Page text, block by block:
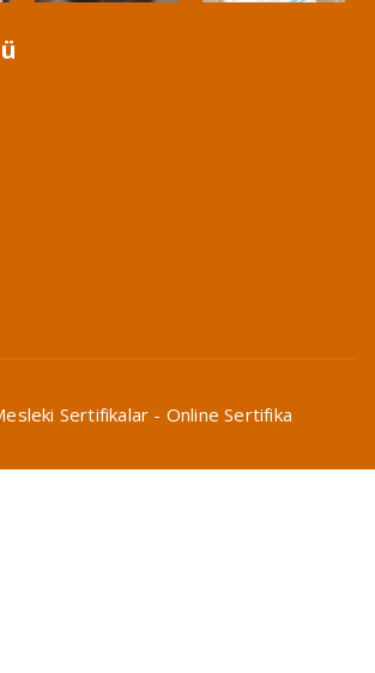
Sertifikalar - Online Sertifika